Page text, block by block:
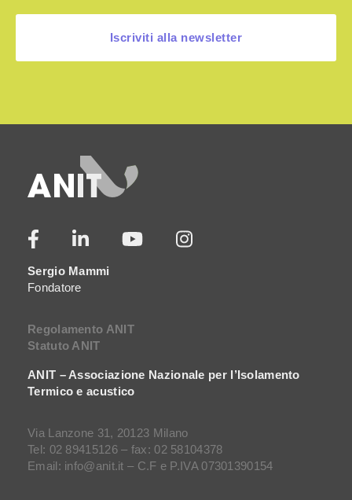
Iscriviti alla newsletter
Sergio Mammi
Fondatore
Regolamento ANIT
Statuto ANIT
ANIT – Associazione Nazionale per l’Isolamento
Termico e acustico
Via Lanzone 31, 20123 Milano
Tel: 02 89415126 – fax: 02 58104378
Email: info@anit.it – C.F e P.IVA 07301390154